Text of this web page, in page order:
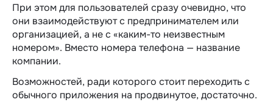
При этом для пользователей сразу очевидно, что
они взаимодействуют с предпринимателем или
организацией, а не с «каким-то неизвестным
номером». Вместо номера телефона — название
компании.
Возможностей, ради которого стоит переходить с
обычного приложения на продвинутое, достаточно.